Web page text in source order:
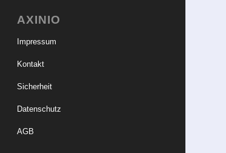
AXINIO
Impressum
Kontakt
Sicherheit
Datenschutz
AGB